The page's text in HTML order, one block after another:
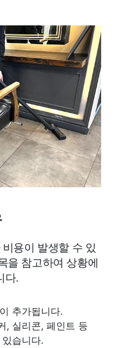
용이 발생할 수 있
을 참고하여 상황에
다.
추가됩니다.
, 실리콘, 페인트 등
습니다.